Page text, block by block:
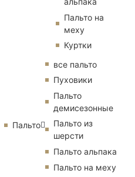
Пальто на
меху
Куртки
Пальто
все пальто
Пуховики
Пальто
демисезонные
Пальто из
шерсти
Пальто альпака
Пальто на меху